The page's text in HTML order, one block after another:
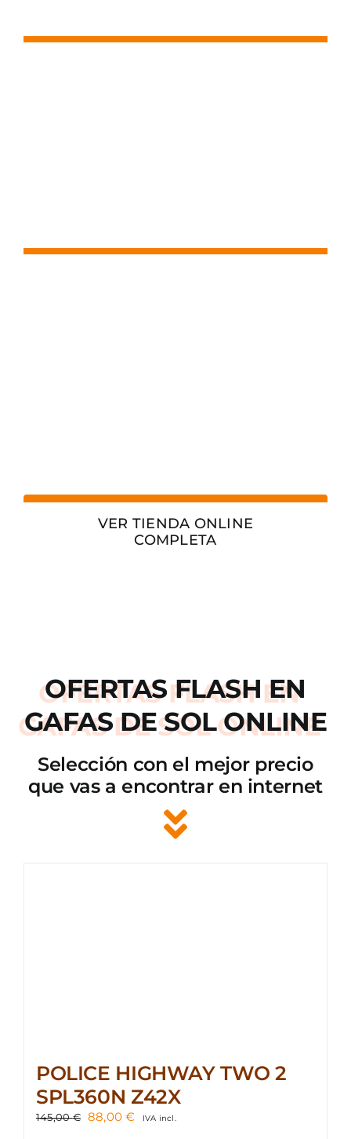
VER TIENDA ONLINE
COMPLETA
OFERTAS FLASH EN
GAFAS DE SOL ONLINE
Selección con el mejor precio
que vas a encontrar en internet
POLICE HIGHWAY TWO 2
SPL360N Z42X
145,00€ El
88,00€ ElIVA incl.